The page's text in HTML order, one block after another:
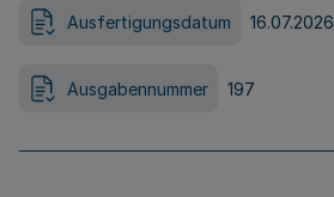
Ausfertigungsdatum 16.07.2026
Ausgabennummer 197